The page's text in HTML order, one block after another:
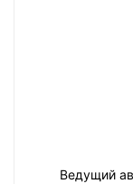
Ведущий